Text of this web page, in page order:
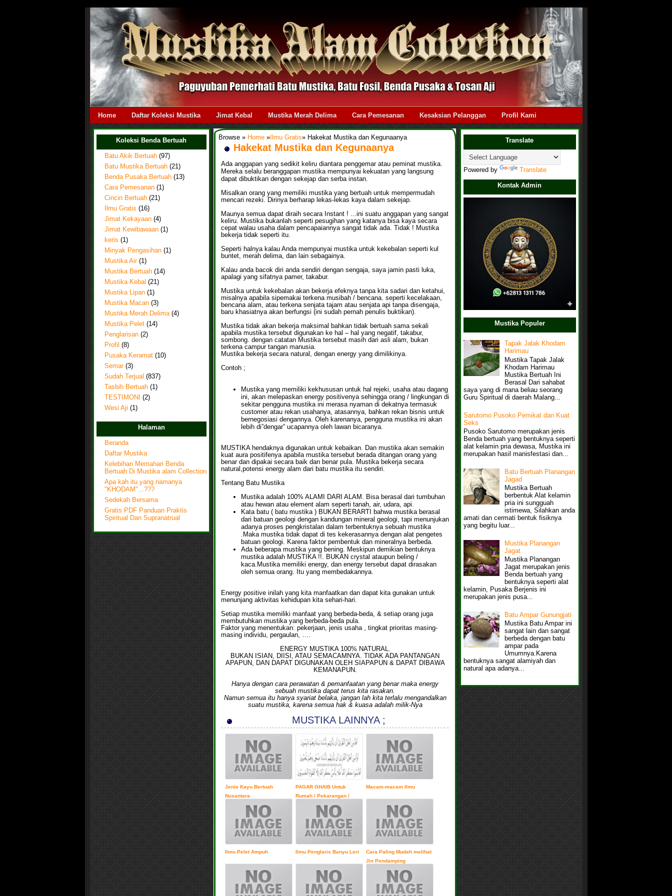
Home Daftar Koleksi Mustika Jimat Kebal Mustika Merah Delima Cara Pemesanan Kesaksian Pelanggan Profil Kami
Koleksi Benda Bertuah
Batu Akik Bertuah (97)
Batu Mustika Bertuah (21)
Benda Pusaka Bertuah (13)
Cara Pemesanan (1)
Cincin Bertuah (21)
Ilmu Gratis (16)
Jimat Kekayaan (4)
Jimat Kewibawaan (1)
keris (1)
Minyak Pengasihan (1)
Mustika Air (1)
Mustika Bertuah (14)
Mustika Kebal (21)
Mustika Lipan (1)
Mustika Macan (3)
Mustika Merah Delima (4)
Mustika Pelet (14)
Penglarisan (2)
Profil (8)
Pusaka Keramat (10)
Semar (3)
Sudah Terjual (837)
Tasbih Bertuah (1)
TESTIMONI
(2)
Wesi Aji (1)
Halaman
Beranda
Daftar Mustika
Kelebihan Memahari Benda
Bertuah Di Mustika alam Collection
Apa kah itu yang namanya
"KHODAM"...???
Sedekah Bersama
Gratis PDF Panduan Praktis
Spiritual Dan Supranatrual
Browse » Home »Ilmu Gratis» Hakekat Mustika dan Kegunaanya
Hakekat Mustika dan Kegunaanya
Ada anggapan yang sedikit keliru diantara penggemar atau peminat mustika.
Mereka selalu beranggapan mustika mempunyai kekuatan yang langsung
dapat dibuktikan dengan sekejap dan serba instan.
Misalkan orang yang memiliki mustika yang bertuah untuk mempermudah
mencari rezeki. Dirinya berharap lekas-lekas kaya dalam sekejap.
Maunya semua dapat diraih secara Instant ! ...ini suatu anggapan yang sangat
keliru. Mustika bukanlah seperti pesugihan yang katanya bisa kaya secara
cepat walau usaha dalam pencapaiannya sangat tidak ada. Tidak ! Mustika
bekerja tidak seperti itu.
Seperti halnya kalau Anda mempunyai mustika untuk kekebalan seperti kul
buntet, merah delima, dan lain sebagainya.
Kalau anda bacok diri anda sendiri dengan sengaja, saya jamin pasti luka,
apalagi yang sifatnya pamer, takabur.
Mustika untuk kekebalan akan bekerja efeknya tanpa kita sadari dan ketahui,
misalnya apabila sipemakai terkena musibah / bencana. seperti kecelakaan,
bencana alam, atau terkena senjata tajam atau senjata api tanpa disengaja,
baru khasiatnya akan berfungsi (ini sudah pernah penulis buktikan).
Mustika tidak akan bekerja maksimal bahkan tidak bertuah sama sekali
apabila mustika tersebut digunakan ke hal – hal yang negatif, takabur,
sombong. dengan catatan Mustika tersebut masih dari asli alam, bukan
terkena campur tangan manusia.
Mustika bekerja secara natural, dengan energy yang dimilikinya.
Contoh ;
Mustika yang memiliki kekhususan untuk hal rejeki, usaha atau dagang
ini, akan melepaskan energy positivenya sehingga orang / lingkungan di
sekitar pengguna mustika ini merasa nyaman di dekatnya termasuk
customer atau rekan usahanya, atasannya, bahkan rekan bisnis untuk
bernegosiasi dengannya. Oleh karenanya, pengguna mustika ini akan
lebih di”dengar” ucapannya oleh lawan bicaranya.
MUSTIKA hendaknya digunakan untuk kebaikan. Dan mustika akan semakin
kuat aura positifenya apabila mustika tersebut berada ditangan orang yang
benar dan dipakai secara baik dan benar pula. Mustika bekerja secara
natural,potensi energy alam dari batu mustika itu sendiri.
Tentang Batu Mustika
Mustika adalah 100% ALAMI DARI ALAM. Bisa berasal dari tumbuhan
atau hewan atau element alam seperti tanah, air, udara, api.
Kata batu ( batu mustika ) BUKAN BERARTI bahwa mustika berasal
dari batuan geologi dengan kandungan mineral geologi, tapi menunjukan
adanya proses pengkristalan dalam terbentuknya sebuah mustika
Maka mustika tidak dapat di tes kekerasannya dengan alat pengetes
batuan geologi. Karena faktor pembentuk dan mineralnya berbeda.
Ada beberapa mustika yang bening. Meskipun demikian bentuknya
mustika adalah MUSTIKA !!. BUKAN crystal ataupun beling /
kaca. Mustika memiliki energy, dan energy tersebut dapat dirasakan
oleh semua orang. Itu yang membedakannya.
Energy positive inilah yang kita manfaatkan dan dapat kita gunakan untuk
menunjang aktivitas kehidupan kita sehari-hari.
Setiap mustika memiliki manfaat yang berbeda-beda, & setiap orang juga
membutuhkan mustika yang berbeda-beda pula.
Faktor yang menentukan: pekerjaan, jenis usaha , tingkat prioritas masing-
masing individu, pergaulan, ….
ENERGY MUSTIKA 100% NATURAL.
BUKAN ISIAN, DIISI, ATAU SEMACAMNYA. TIDAK ADA PANTANGAN
APAPUN, DAN DAPAT DIGUNAKAN OLEH SIAPAPUN & DAPAT DIBAWA
KEMANAPUN.
Hanya dengan cara perawatan & pemanfaatan yang benar maka energy
sebuah mustika dapat terus kita rasakan.
Namun semua itu hanya syariat belaka, jangan lah kita terlalu mengandalkan
suatu mustika, karena semua hak & kuasa adalah milik-Nya
MUSTIKA LAINNYA ;
Jenis Kayu Bertuah
Nusantara
PAGAR GHAIB Untuk
Rumah / Pekarangan /
Tempat Usaha dll.
Macam-macam Ilmu
Ilmu Pelet Ampuh Ilmu Penglaris Banyu Leri
Cara Paling Mudah melihat
Jin Pendamping
Translate
Powered by Translate
Kontak Admin
Mustika Populer
Tapak Jalak Khodam
Harimau
Mustika Tapak Jalak
Khodam Harimau
Mustika Bertuah Ini
Berasal Dari sahabat
saya yang di mana beliau seorang
Guru Spiritual di daerah Malang...
Sarutomo Pusoko Pemikat dan Kuat
Seks
Pusoko Sarutomo merupakan jenis
Benda bertuah yang bentuknya seperti
alat kelamin pria dewasa, Mustika ini
merupakan hasil manisfestasi dan...
Batu Bertuah Planangan
Jagad
Mustika Bertuah
berbentuk Alat kelamin
pria ini sungguah
istimewa, Silahkan anda
amati dan cermati bentuk fisiknya
yang begitu luar...
Mustika Planangan
Jagat
Mustika Planangan
Jagat merupakan jenis
Benda bertuah yang
bentuknya seperti alat
kelamin, Pusaka Berjenis ini
merupakan jenis pusa...
Batu Ampar Gunungjati
Mustika Batu Ampar ini
sangat lain dan sangat
berbeda dengan batu
ampar pada
Umumnya.Karena
bentuknya sangat alamiyah dan
natural apa adanya...